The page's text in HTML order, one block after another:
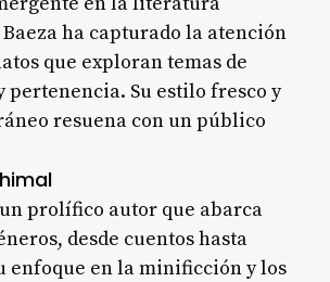
ha capturado la atención
que exploran temas de
pertenencia. Su estilo fresco y
resuena con un público
prolífico autor que abarca
desde cuentos hasta
enfoque en la minificción y los